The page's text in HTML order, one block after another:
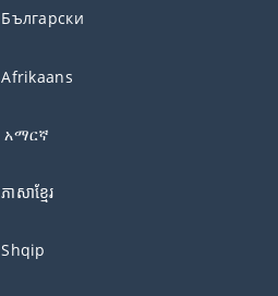
Български
Afrikaans
አማርኛ
ភាសាខ្មែរ
Shqip